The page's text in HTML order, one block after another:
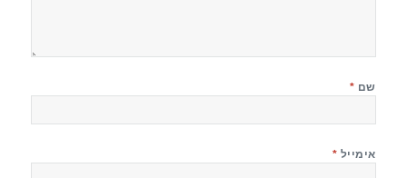
שם *
אימייל *